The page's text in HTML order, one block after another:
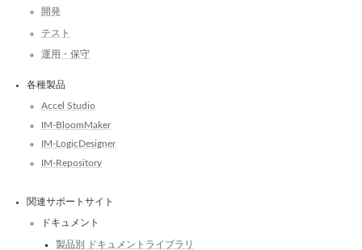
開発
テスト
運用・保守
各種製品
Accel Studio
IM-BloomMaker
IM-LogicDesigner
IM-Repository
関連サポートサイト
ドキュメント
製品別 ドキュメントライブラリ